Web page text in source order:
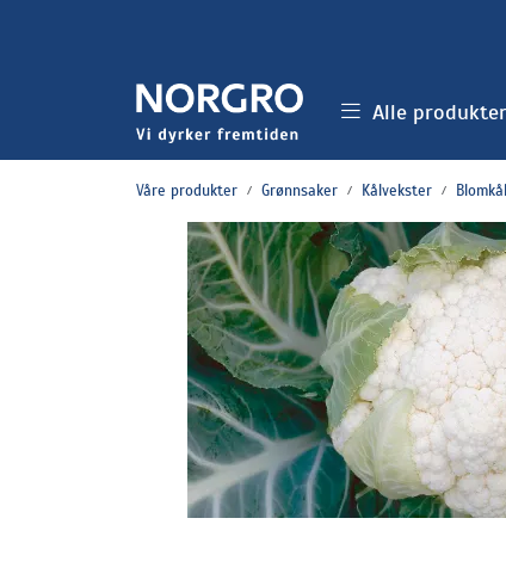
Alle produkter
Våre produkter Grønnsaker Kålvekster Blomkål